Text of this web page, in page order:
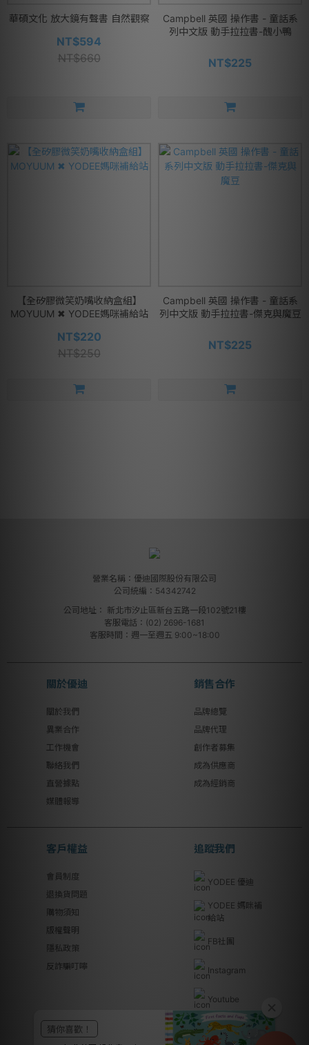
華碩文化 放大鏡有聲書 自然觀察
NT$594
NT$660
Campbell 英國 操作書 - 童話系
列中文版 動手拉拉書-醜小鴨
NT$225
【全矽膠微笑奶嘴收納盒組】
MOYUUM ✖ YODEE媽咪補給站
NT$220
NT$250
Campbell 英國 操作書 - 童話系
列中文版 動手拉拉書-傑克與魔豆
NT$225
營業名稱：優迪國際股份有限公司
公司統編：54342742
公司地址： 新北市汐止區新台五路一段102號21樓
客服電話：(02) 2696-1681
客服時間：週一至週五 9:00~18:00
關於優迪
關於我們
異業合作
工作機會
聯絡我們
直營據點
媒體報導
銷售合作
品牌總覽
品牌代理
創作者募集
成為供應商
成為經銷商
客戶權益
會員制度
退換貨問題
購物須知
版權聲明
隱私政策
反詐騙叮嚀
追蹤我們
YODEE 優迪
YODEE 媽咪補
給站
FB社團
Instagram
Youtube
Line@